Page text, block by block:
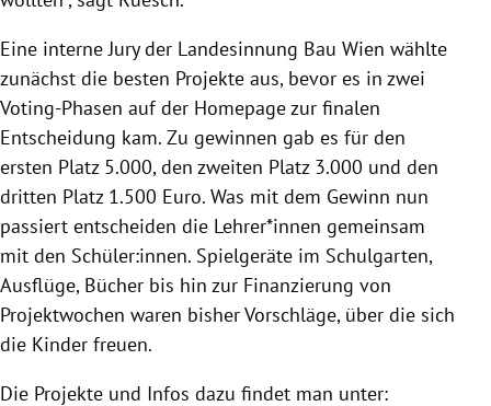
Eine interne Jury der Landesinnung Bau Wien wählte
zunächst die besten Projekte aus, bevor es in zwei
Voting-Phasen auf der Homepage zur finalen
Entscheidung kam. Zu gewinnen gab es für den
ersten Platz 5.000, den zweiten Platz 3.000 und den
dritten Platz 1.500 Euro. Was mit dem Gewinn nun
passiert entscheiden die Lehrer*innen gemeinsam
mit den Schüler:innen. Spielgeräte im Schulgarten,
Ausflüge, Bücher bis hin zur Finanzierung von
Projektwochen waren bisher Vorschläge, über die sich
die Kinder freuen.
Die Projekte und Infos dazu findet man unter: